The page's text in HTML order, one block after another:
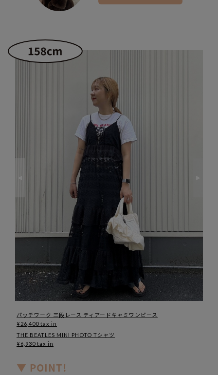
パッチワーク 三段レース ティアードキャミワンピース
¥26,400 tax in
THE BEATLES MINI PHOTO Tシャツ
¥6,930 tax in
▼ POINT!